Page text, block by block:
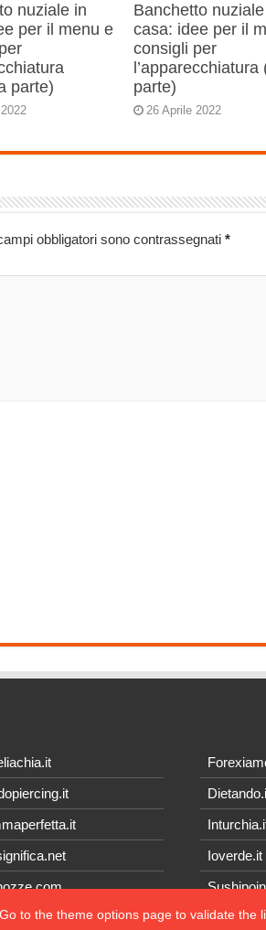
nuziale in
per il menu e
parte)
Banchetto
casa: idee per il
consigli per
l’apparecchiatura
parte)
26 Aprile 2022
obbligatori sono contrassegnati *
Ioverde.it
to the theme options page to validate the